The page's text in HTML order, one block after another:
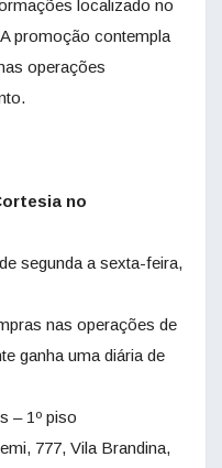
localizado no
promoção contempla
operações
no
segunda a sexta-feira,
nas operações de
ganha uma diária de
– 1º piso
777, Vila Brandina,